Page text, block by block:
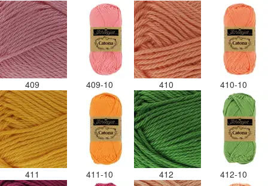
409 409-10 410 410-10
411 411-10 412 412-10